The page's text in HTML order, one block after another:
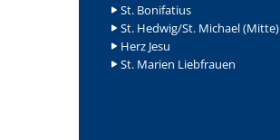
St. Bonifatius
St. Hedwig/St. Michael (Mitte)
Herz Jesu
St. Marien Liebfrauen